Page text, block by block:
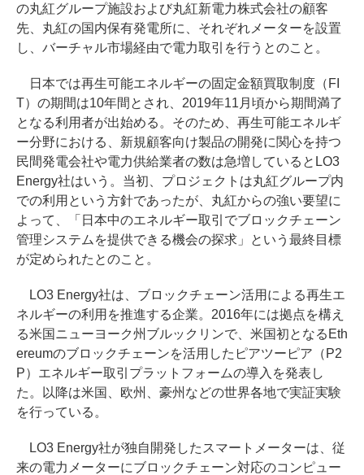
の丸紅グループ施設および丸紅新電力株式会社の顧客
先、丸紅の国内保有発電所に、それぞれメーターを設置
し、バーチャル市場経由で電力取引を行うとのこと。
日本では再生可能エネルギーの固定金額買取制度（FI
T）の期間は10年間とされ、2019年11月頃から期間満了
となる利用者が出始める。そのため、再生可能エネルギ
ー分野における、新規顧客向け製品の開発に関心を持つ
民間発電会社や電力供給業者の数は急増しているとLO3
Energy社はいう。当初、プロジェクトは丸紅グループ内
での利用という方針であったが、丸紅からの強い要望に
よって、「日本中のエネルギー取引でブロックチェーン
管理システムを提供できる機会の探求」という最終目標
が定められたとのこと。
LO3 Energy社は、ブロックチェーン活用による再生エ
ネルギーの利用を推進する企業。2016年には拠点を構え
る米国ニューヨーク州ブルックリンで、米国初となるEth
ereumのブロックチェーンを活用したピアツーピア（P2
P）エネルギー取引プラットフォームの導入を発表し
た。以降は米国、欧州、豪州などの世界各地で実証実験
を行っている。
LO3 Energy社が独自開発したスマートメーターは、従
来の電力メーターにブロックチェーン対応のコンピュー